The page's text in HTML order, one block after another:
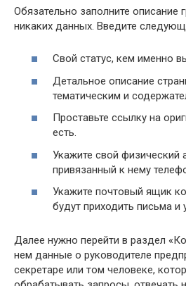
Обязательно заполните описание
никаких данных. Введите
Свой статус, кем именно
Детальное описание
тематическим и
Проставьте ссылку на
есть.
Укажите свой физический
привязанный к нему
Укажите почтовый ящик
будут приходить письма и
Далее нужно перейти в раздел
нем данные о руководителе
секретаре или том человеке,